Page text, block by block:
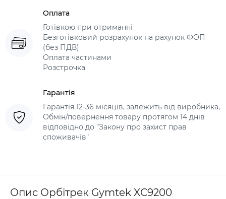
Оплата
Готівкою при отриманні
Безготівковий розрахунок на рахунок ФОП
(без ПДВ)
Оплата частинами
Розстрочка
Гарантія
Гарантія 12-36 місяців, залежить від виробника,
Обмін/повернення товару протягом 14 днів
відповідно до "Закону про захист прав
споживачів"
Опис Орбітрек Gymtek XC9200